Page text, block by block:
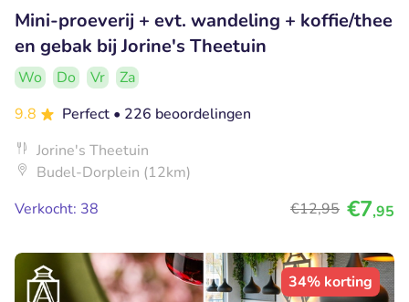
Mini-proeverij + evt. wandeling + koffie/thee
en gebak bij Jorine's Theetuin
Wo Do Vr
Za
9.8
Perfect • 226 beoordelingen
Jorine's Theetuin
Budel-Dorplein (12km)
Verkocht: 38
€12,95 €7,95
34% korting